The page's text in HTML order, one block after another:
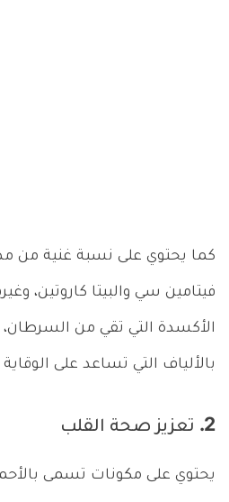
كما يحتوي على نسبة غنية من
فيتامين سي والبيتا كاروتين،
الأكسدة التي تقي من السرطان،
بالألياف التي تساعد على
2. تعزيز صحة القلب
يحتوي على مكونات تسمى